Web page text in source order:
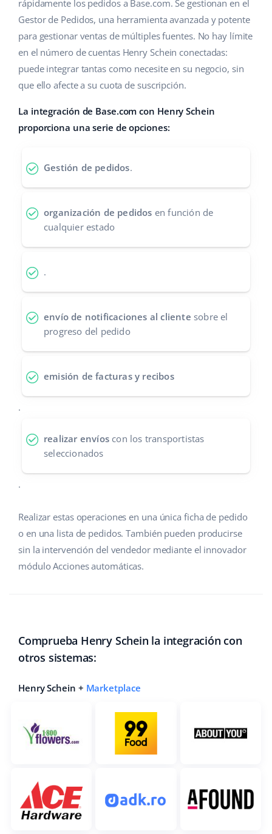
Gestión de envíos
Automatizaciones
Base Connect
IA para e-commerce
Hogar y jardinería
Productos infantiles
Electrónica
Piezas de automóviles
Supermercado
Moda
Ayuda
Base Academy
Implementación de sistemas
Calculadora de beneficios
Contáctanos
english (GB)
english (IN)
deutsch
español (MX)
Français
polski
português (BR)
中文
rápidamente los pedidos a Base.com. Se gestionan en el
Gestor de Pedidos, una herramienta avanzada y potente
para gestionar ventas de múltiples fuentes. No hay límite
en el número de cuentas Henry Schein conectadas:
puede integrar tantas como necesite en su negocio, sin
que ello afecte a su cuota de suscripción.
La integración de Base.com con Henry Schein
proporciona una serie de opciones:
Gestión de pedidos.
organización de pedidos en función de
cualquier estado
.
envío de notificaciones al cliente sobre el
progreso del pedido
emisión de facturas y recibos
.
realizar envíos con los transportistas
seleccionados
.
Realizar estas operaciones en una única ficha de pedido
o en una lista de pedidos. También pueden producirse
sin la intervención del vendedor mediante el innovador
módulo Acciones automáticas.
Comprueba Henry Schein la integración con
otros sistemas:
Henry Schein + Marketplace